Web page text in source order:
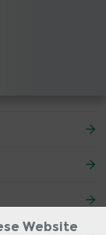
Website